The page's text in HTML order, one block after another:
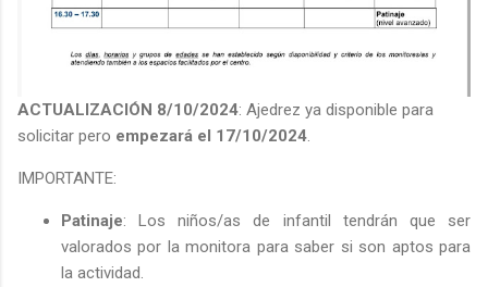
ACTUALIZACIÓN 8/10/2024: Ajedrez ya disponible para
solicitar pero empezará el 17/10/2024.
IMPORTANTE:
Patinaje: Los niños/as de infantil tendrán que ser
valorados por la monitora para saber si son aptos para
la actividad.